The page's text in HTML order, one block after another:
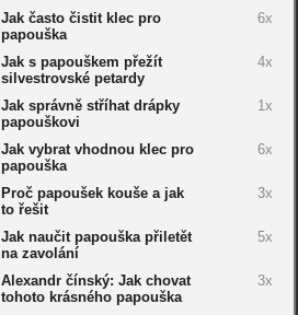
Jak často čistit klec pro
papouška
6x
Jak s papouškem přežít
silvestrovské petardy
4x
Jak správně stříhat drápky
papouškovi
1x
Jak vybrat vhodnou klec pro
papouška
6x
Proč papoušek kouše a jak
to řešit
3x
Jak naučit papouška přiletět
na zavolání
5x
Alexandr čínský: Jak chovat
tohoto krásného papouška
3x